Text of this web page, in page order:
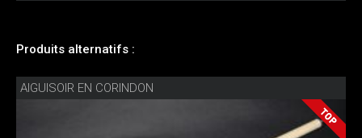
Produits alternatifs :
AIGUISOIR EN CORINDON